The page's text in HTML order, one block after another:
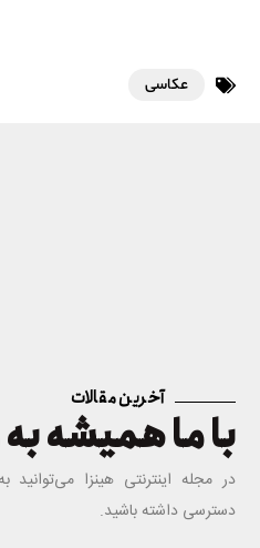
عکاسی
آخرین مقالات
با ما همیشه
دسترسی داشته باشید.